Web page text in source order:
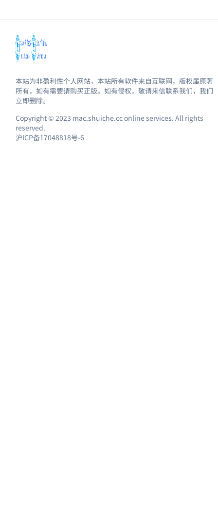
本站为非盈利性个人网站，本站所有软件来自互联网，版权属原著
所有，如有需要请购买正版。如有侵权，敬请来信联系我们，我们
立即删除。
Copyright © 2023 mac.shuiche.cc online services. All rights
reserved.
沪ICP备17048818号-6